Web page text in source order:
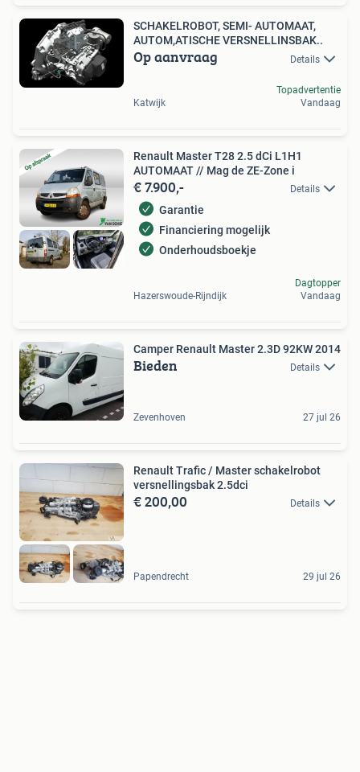
SCHAKELROBOT, SEMI- AUTOMAAT,
AUTOM,ATISCHE VERSNELLINSBAK..
Op aanvraag Details
Katwijk
Topadvertentie
Vandaag
Renault Master T28 2.5 dCi L1H1
AUTOMAAT // Mag de ZE-Zone i
€ 7.900,- Details
Garantie
Financiering mogelijk
Onderhoudsboekje
Hazerswoude-Rijndijk
Dagtopper
Vandaag
Camper Renault Master 2.3D 92KW 2014
Bieden Details
Zevenhoven 27 jul 26
Renault Trafic / Master schakelrobot
versnellingsbak 2.5dci
€ 200,00 Details
Papendrecht 29 jul 26